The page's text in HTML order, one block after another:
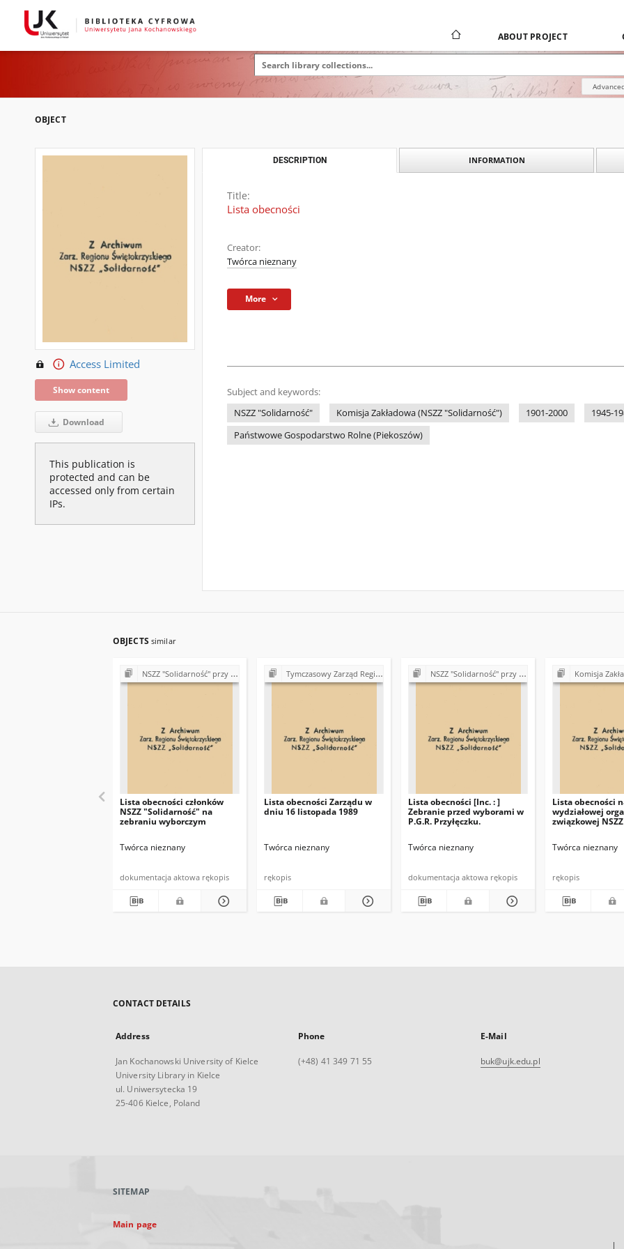
ABOUT PROJECT
OBJECT
Access Limited
Show content
Download
This publication is
protected and can be
accessed only from certain
IPs.
DESCRIPTION INFORMATION
Title:
Lista obecności
Creator:
Twórca nieznany
More
Subject and keywords:
NSZZ "Solidarność"
Komisja Zakładowa (NSZZ "Solidarność") 1901-2000
1945-
Państwowe Gospodarstwo Rolne (Piekoszów)
OBJECTS similar
NSZZ "Solidarność" przy Państwowym Gospodarstwie Rolnym w Przyłęczku
Lista obecności członków
NSZZ "Solidarność" na
zebraniu wyborczym
Twórca nieznany
dokumentacja aktowa rękopis
Tymczasowy Zarząd Regionu Świętokrzyskiego NSZZ "Solidarność" (1989)
Lista obecności Zarządu w
dniu 16 listopada 1989
Twórca nieznany
rękopis
NSZZ "Solidarność" przy Państwowym Gospodarstwie Rolnym w Przyłęczku
Lista obecności [Inc. : ]
Zebranie przed wyborami w
P.G.R. Przyłęczku.
Twórca nieznany
dokumentacja aktowa rękopis
Komisja Zakładowa NSZZ "Solidarność" w Fabryce
Lista obecności
wydziałowej
związkowej
Twórca nieznany
rękopis
CONTACT DETAILS
Address
Jan Kochanowski University of Kielce
University Library in Kielce
ul. Uniwersytecka 19
25-406 Kielce, Poland
Phone
(+48) 41 349 71 55
E-Mail
buk@ujk.edu.pl
SITEMAP
Main page